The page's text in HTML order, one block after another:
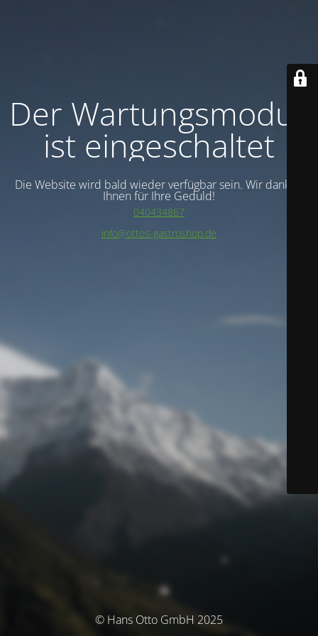
Der Wartungsmodus
ist eingeschaltet
Die Website wird bald wieder verfügbar sein. Wir danken
Ihnen für Ihre Geduld!
040434867
info@ottos-gastroshop.de
© Hans Otto GmbH 2025